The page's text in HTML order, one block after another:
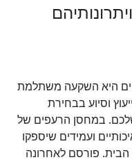
היא השקעה משתלמת
וסיוע בבחירת
במחסן הרעפים של
ועמידים שיספקו
פורסם לאחרונה